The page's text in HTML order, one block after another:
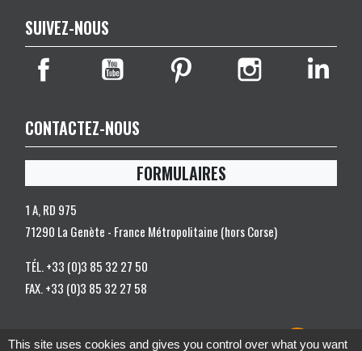
SUIVEZ-NOUS
CONTACTEZ-NOUS
FORMULAIRES
1 A, RD 975
71290 La Genète - France Métropolitaine (hors Corse)
TÉL.+33 (0)3 85 32 27 50
FAX.+33 (0)3 85 32 27 58
© 2026 - Somagic - All rights reserved |Gestion des cookies| created
by
This site uses cookies and gives you control over what you want